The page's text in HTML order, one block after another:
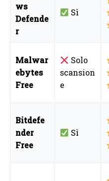
ws
Defende
r
Sì
Malwar
ebytes
Free
Solo
scansion
e
Bitdefe
nder
Free
Sì